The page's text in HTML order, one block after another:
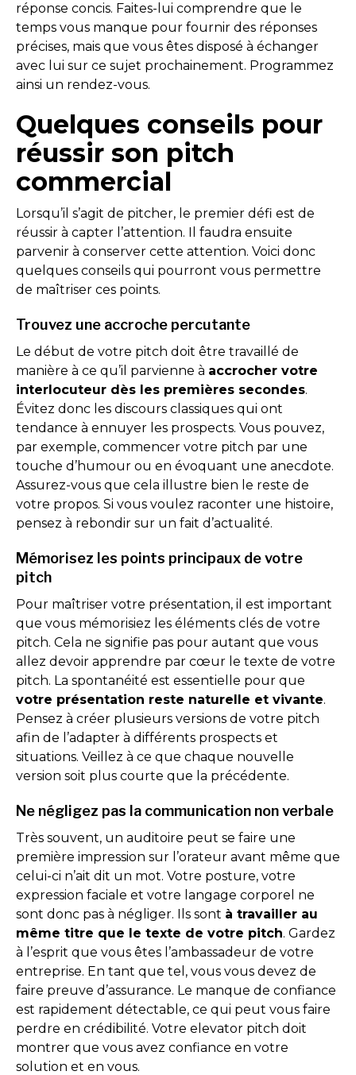
réponse concis. Faites-lui comprendre que le
temps vous manque pour fournir des réponses
précises, mais que vous êtes disposé à échanger
avec lui sur ce sujet prochainement. Programmez
ainsi un rendez-vous.
Quelques conseils pour
réussir son pitch
commercial
Lorsqu’il s’agit de pitcher, le premier défi est de
réussir à capter l’attention. Il faudra ensuite
parvenir à conserver cette attention. Voici donc
quelques conseils qui pourront vous permettre
de maîtriser ces points.
Trouvez une accroche percutante
Le début de votre pitch doit être travaillé de
manière à ce qu’il parvienne à accrocher votre
interlocuteur dès les premières secondes.
Évitez donc les discours classiques qui ont
tendance à ennuyer les prospects. Vous pouvez,
par exemple, commencer votre pitch par une
touche d’humour ou en évoquant une anecdote.
Assurez-vous que cela illustre bien le reste de
votre propos. Si vous voulez raconter une histoire,
pensez à rebondir sur un fait d’actualité.
Mémorisez les points principaux de votre
pitch
Pour maîtriser votre présentation, il est important
que vous mémorisiez les éléments clés de votre
pitch. Cela ne signifie pas pour autant que vous
allez devoir apprendre par cœur le texte de votre
pitch. La spontanéité est essentielle pour que
votre présentation reste naturelle et vivante.
Pensez à créer plusieurs versions de votre pitch
afin de l’adapter à différents prospects et
situations. Veillez à ce que chaque nouvelle
version soit plus courte que la précédente.
Ne négligez pas la communication non verbale
Très souvent, un auditoire peut se faire une
première impression sur l’orateur avant même que
celui-ci n’ait dit un mot. Votre posture, votre
expression faciale et votre langage corporel ne
sont donc pas à négliger. Ils sont à travailler au
même titre que le texte de votre pitch. Gardez
à l’esprit que vous êtes l’ambassadeur de votre
entreprise. En tant que tel, vous vous devez de
faire preuve d’assurance. Le manque de confiance
est rapidement détectable, ce qui peut vous faire
perdre en crédibilité. Votre elevator pitch doit
montrer que vous avez confiance en votre
solution et en vous.